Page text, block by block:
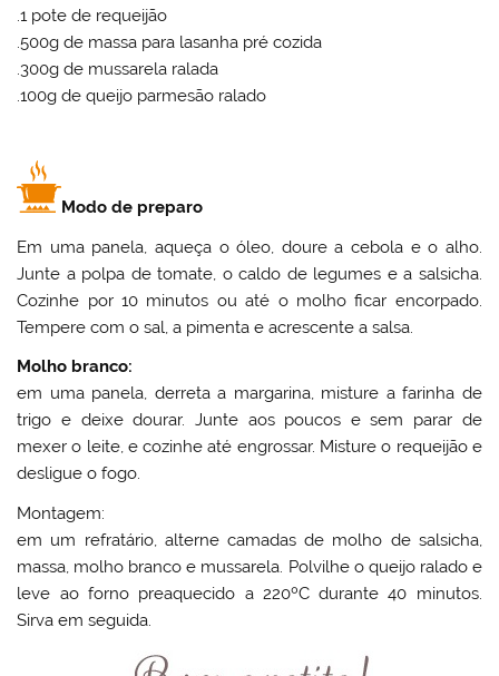
.1 pote de requeijão
.500g de massa para lasanha pré cozida
.300g de mussarela ralada
.100g de queijo parmesão ralado
Modo de preparo
Em uma panela, aqueça o óleo, doure a cebola e o alho.
Junte a polpa de tomate, o caldo de legumes e a salsicha.
Cozinhe por 10 minutos ou até o molho ficar encorpado.
Tempere com o sal, a pimenta e acrescente a salsa.
Molho branco:
em uma panela, derreta a margarina, misture a farinha de
trigo e deixe dourar. Junte aos poucos e sem parar de
mexer o leite, e cozinhe até engrossar. Misture o requeijão e
desligue o fogo.
Montagem:
em um refratário, alterne camadas de molho de salsicha,
massa, molho branco e mussarela. Polvilhe o queijo ralado e
leve ao forno preaquecido a 220ºC durante 40 minutos.
Sirva em seguida.